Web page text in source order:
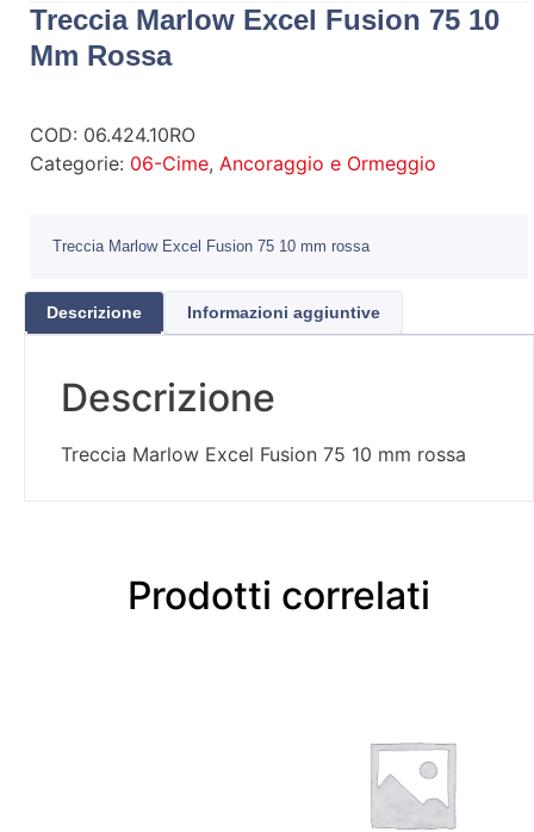
Treccia Marlow Excel Fusion 75 10
Mm Rossa
COD: 06.424.10RO
Categorie: 06-Cime, Ancoraggio e Ormeggio
Treccia Marlow Excel Fusion 75 10 mm rossa
Descrizione Informazioni aggiuntive
Descrizione
Treccia Marlow Excel Fusion 75 10 mm rossa
Prodotti correlati